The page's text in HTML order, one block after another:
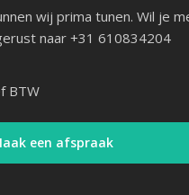
wij prima tunen. Wil je
naar +31 610834204
BTW
een afspraak